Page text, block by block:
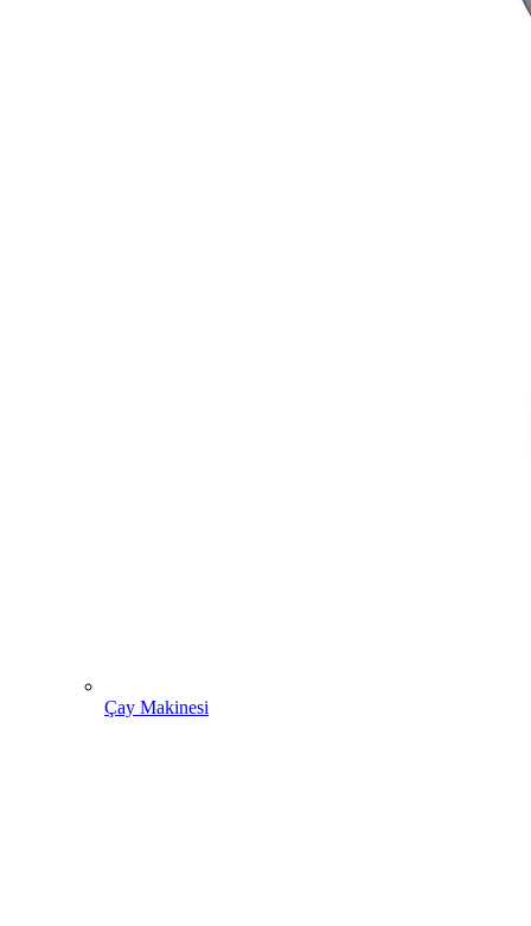
Çay Makinesi